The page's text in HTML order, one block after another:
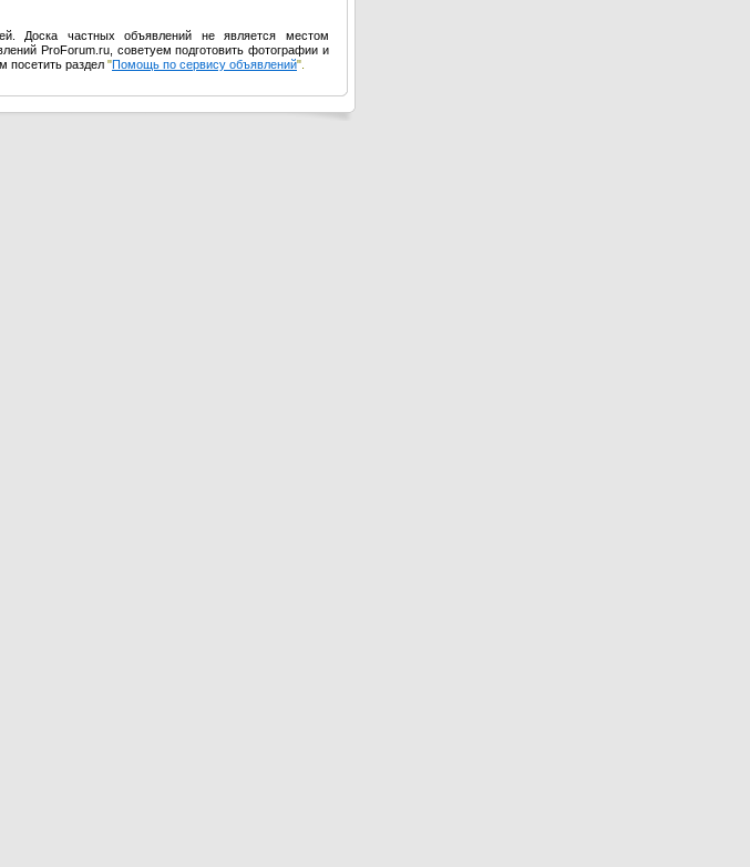
Доска частных объявлений не является местом
ProForum.ru, советуем подготовить фотографии и
посетить раздел "Помощь по сервису объявлений".